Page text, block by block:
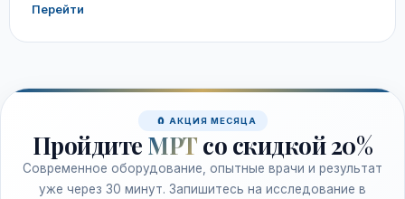
Перейти
🧲 АКЦИЯ МЕСЯЦА
Пройдите МРТ со скидкой 20%
Современное оборудование, опытные врачи и результат
уже через 30 минут. Запишитесь на исследование в